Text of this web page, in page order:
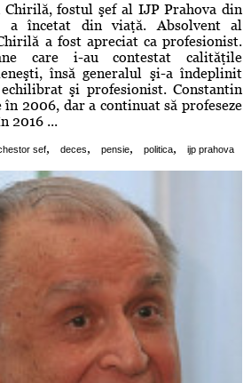
Chirilă, fostul şef al IJP Prahova din
a încetat din viaţă. Absolvent al
a fost apreciat ca profesionist.
care i-au contestat calităţile
însă generalul şi-a îndeplinit
şi profesionist. Constantin
2006, dar a continuat să profeseze
2016 ...
sef, deces, pensie, politica, ijp prahova